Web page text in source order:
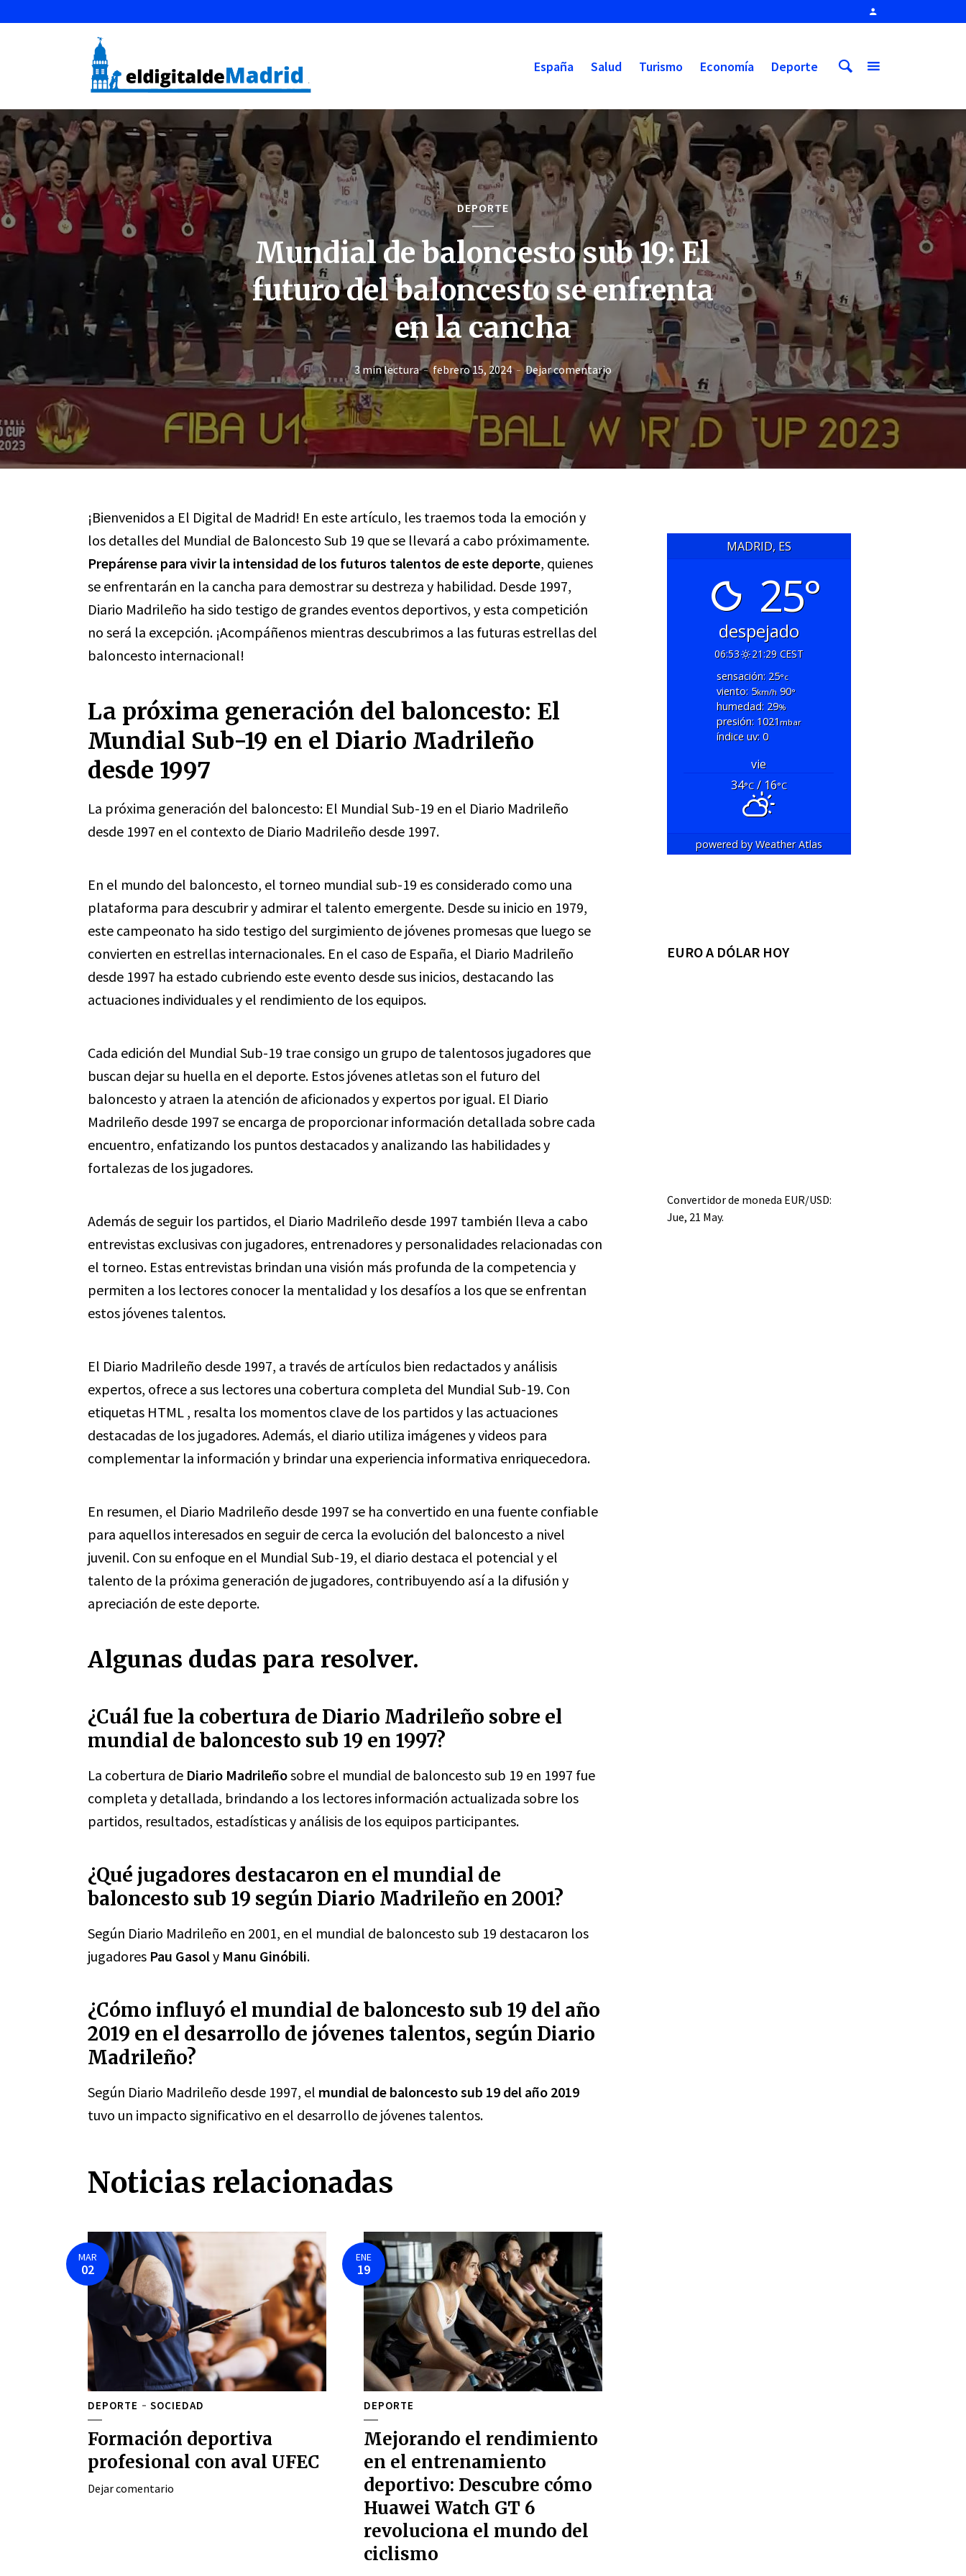
España Salud Turismo Economía Deporte
DEPORTE
Mundial de baloncesto sub 19: El
futuro del baloncesto se enfrenta
en la cancha
3 min lectura febrero 15, 2024 Dejar comentario
¡Bienvenidos a El Digital de Madrid! En este artículo, les traemos toda la emoción y
los detalles del Mundial de Baloncesto Sub 19 que se llevará a cabo próximamente.
Prepárense para vivir la intensidad de los futuros talentos de este deporte, quienes
se enfrentarán en la cancha para demostrar su destreza y habilidad. Desde 1997,
Diario Madrileño ha sido testigo de grandes eventos deportivos, y esta competición
no será la excepción. ¡Acompáñenos mientras descubrimos a las futuras estrellas del
baloncesto internacional!
La próxima generación del baloncesto: El
Mundial Sub-19 en el Diario Madrileño
desde 1997
La próxima generación del baloncesto: El Mundial Sub-19 en el Diario Madrileño
desde 1997 en el contexto de Diario Madrileño desde 1997.
En el mundo del baloncesto, el torneo mundial sub-19 es considerado como una
plataforma para descubrir y admirar el talento emergente. Desde su inicio en 1979,
este campeonato ha sido testigo del surgimiento de jóvenes promesas que luego se
convierten en estrellas internacionales. En el caso de España, el Diario Madrileño
desde 1997 ha estado cubriendo este evento desde sus inicios, destacando las
actuaciones individuales y el rendimiento de los equipos.
Cada edición del Mundial Sub-19 trae consigo un grupo de talentosos jugadores que
buscan dejar su huella en el deporte. Estos jóvenes atletas son el futuro del
baloncesto y atraen la atención de aficionados y expertos por igual. El Diario
Madrileño desde 1997 se encarga de proporcionar información detallada sobre cada
encuentro, enfatizando los puntos destacados y analizando las habilidades y
fortalezas de los jugadores.
Además de seguir los partidos, el Diario Madrileño desde 1997 también lleva a cabo
entrevistas exclusivas con jugadores, entrenadores y personalidades relacionadas con
el torneo. Estas entrevistas brindan una visión más profunda de la competencia y
permiten a los lectores conocer la mentalidad y los desafíos a los que se enfrentan
estos jóvenes talentos.
El Diario Madrileño desde 1997, a través de artículos bien redactados y análisis
expertos, ofrece a sus lectores una cobertura completa del Mundial Sub-19. Con
etiquetas HTML , resalta los momentos clave de los partidos y las actuaciones
destacadas de los jugadores. Además, el diario utiliza imágenes y videos para
complementar la información y brindar una experiencia informativa enriquecedora.
En resumen, el Diario Madrileño desde 1997 se ha convertido en una fuente confiable
para aquellos interesados en seguir de cerca la evolución del baloncesto a nivel
juvenil. Con su enfoque en el Mundial Sub-19, el diario destaca el potencial y el
talento de la próxima generación de jugadores, contribuyendo así a la difusión y
apreciación de este deporte.
Algunas dudas para resolver.
¿Cuál fue la cobertura de Diario Madrileño sobre el
mundial de baloncesto sub 19 en 1997?
La cobertura de Diario Madrileñosobre el mundial de baloncesto sub 19 en 1997 fue
completa y detallada, brindando a los lectores información actualizada sobre los
partidos, resultados, estadísticas y análisis de los equipos participantes.
¿Qué jugadores destacaron en el mundial de
baloncesto sub 19 según Diario Madrileño en 2001?
Según Diario Madrileño en 2001, en el mundial de baloncesto sub 19 destacaron los
jugadores Pau Gasoly Manu Ginóbili.
¿Cómo influyó el mundial de baloncesto sub 19 del año
2019 en el desarrollo de jóvenes talentos, según Diario
Madrileño?
Según Diario Madrileño desde 1997, el mundial de baloncesto sub 19 del año 2019
tuvo un impacto significativo en el desarrollo de jóvenes talentos.
Noticias relacionadas
MAR
02
DEPORTE SOCIEDAD
Formación deportiva
profesional con aval UFEC
Dejar comentario
ENE
19
DEPORTE
Mejorando el rendimiento
en el entrenamiento
deportivo: Descubre cómo
Huawei Watch GT 6
revoluciona el mundo del
ciclismo
MADRID, ES
25°
despejado
06:53
21:29 CEST
sensación: 25°c
viento: 5km/h 90°
humedad: 29%
presión: 1021 mbar
índice uv: 0
vie
34°C/ 16°C
powered byWeather Atlas
EURO A DÓLAR HOY
Convertidor de moneda EUR/USD:
Jue, 21 May.